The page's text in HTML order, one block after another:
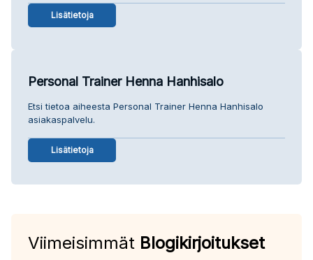
Lisätietoja
Personal Trainer Henna Hanhisalo
Etsi tietoa aiheesta Personal Trainer Henna Hanhisalo
asiakaspalvelu.
Lisätietoja
Viimeisimmät Blogikirjoitukset